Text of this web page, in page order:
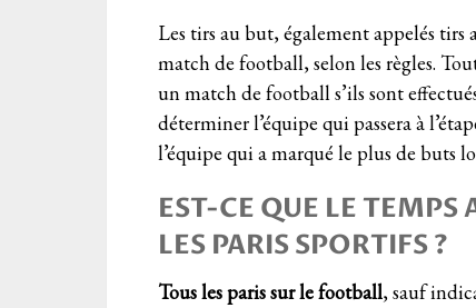
Les tirs au but, également appelés tirs
match de football, selon les règles.
un match de football s’ils sont
déterminer l’équipe qui passera à
l’équipe qui a marqué le plus de buts
EST-CE QUE LE
LES PARIS SPORTIFS ?
Tous les paris sur le football, sauf